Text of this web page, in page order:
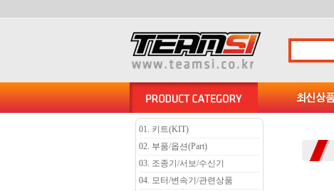
01. 키트(KIT)
02. 부품/옵션(Part)
03. 조종기/서보/수신기
04. 모터/변속기/관련상품